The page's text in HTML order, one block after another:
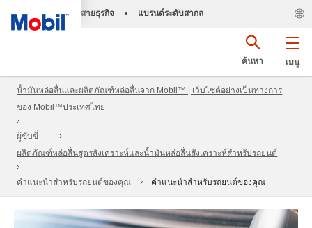
สายธุรกิจ • แบรนด์ระดับสากล
เมนู
ค้นหา
น้ำมันหล่อลื่นและผลิตภัณฑ์หล่อลื่นจาก Mobil™ | เว็บไซต์อย่างเป็นทางการ
ของ Mobil™ประเทศไทย
ผู้ขับขี่
ผลิตภัณฑ์หล่อลื่นสูตรสังเคราะห์และน้ำมันหล่อลื่นสังเคราะห์สำหรับรถยนต์
คำแนะนำสำหรับรถยนต์ของคุณ คำแนะนำสำหรับรถยนต์ของคุณ